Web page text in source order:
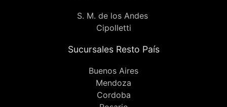
S. M. de los Andes
Cipolletti
Sucursales Resto País
Buenos Aires
Mendoza
Cordoba